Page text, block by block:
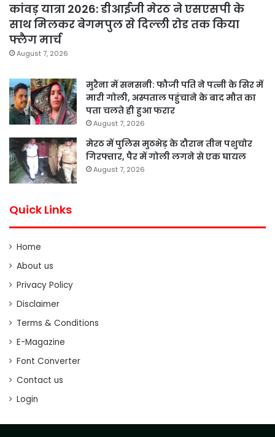
कांवड़ यात्रा 2026: डीआईजी मेरठ ने एसएसपी के
साथ मिलकर बेगमपुल से दिल्ली रोड तक किया
फ्लैग मार्च
August 7, 2026
मुरैना में सनसनी: फौजी पति ने पत्नी के सिर में
मारी गोली, अस्पताल पहुंचाने के बाद मौत का
पता चलते ही हुआ फरार
August 7, 2026
मेरठ में पुलिस मुठभेड़ के दौरान तीन पशुचोर
गिरफ्तार, पैर में गोली लगने से एक घायल
August 7, 2026
Quick Links
Home
About us
Privacy Policy
Disclaimer
Terms & Conditions
E-Magazine
Font Converter
Contact us
Login